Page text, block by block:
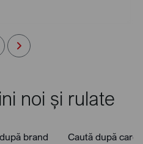
noi și rulate
brand Caută după